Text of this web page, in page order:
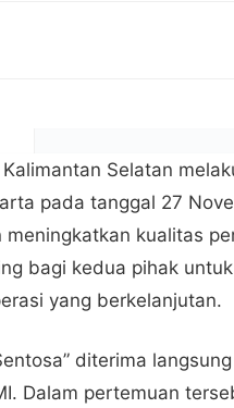
Selatan
pada tanggal 27
kualitas
bagi kedua pihak
yang berkelanjutan.
diterima
Dalam pertemuan